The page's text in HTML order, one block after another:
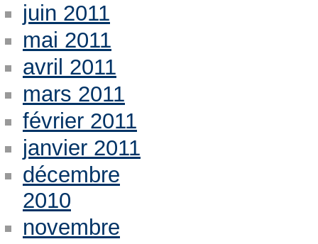
juin 2011
mai 2011
avril 2011
mars 2011
février 2011
janvier 2011
décembre
2010
novembre